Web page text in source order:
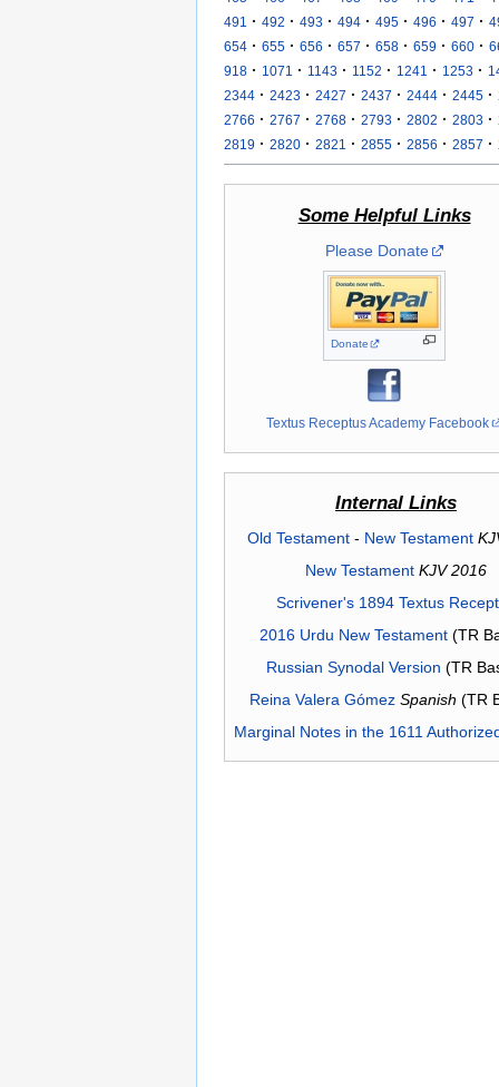
491
· 492 · 493 · 494 · 495 · 496 · 497 ·
654 · 655 · 656 · 657 · 658 · 659 · 660 ·
918 · 1071 · 1143 · 1152 · 1241 · 1253 ·
2344 · 2423 · 2427 · 2437 · 2444 · 2445 ·
2766 · 2767 · 2768 · 2793 · 2802 · 2803 ·
2819 · 2820 · 2821 · 2855 · 2856 · 2857 ·
Some Helpful Links
Please Donate
Donate
Textus Receptus Academy Facebook
Internal Links
Old Testament- New Testament
New Testament KJV 2016
Scrivener's 1894 Textus
2016 Urdu New Testament(TR
Russian Synodal Version (TR
Reina Valera Gómez Spanish (TR
Marginal Notes in the 1611